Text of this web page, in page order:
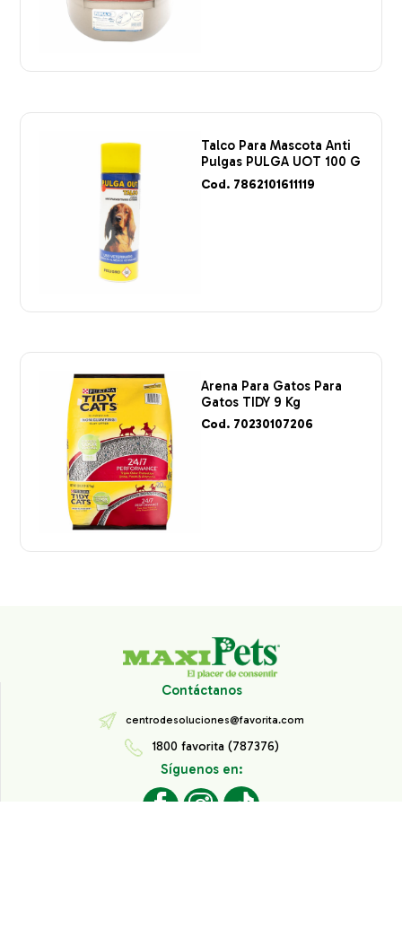
Talco Para Mascota Anti
Pulgas PULGA UOT 100 G
Cod. 7862101611119
Arena Para Gatos Para
Gatos TIDY 9 Kg
Cod. 70230107206
Contáctanos
centrodesoluciones@favorita.com
1800 favorita (787376)
Síguenos en: